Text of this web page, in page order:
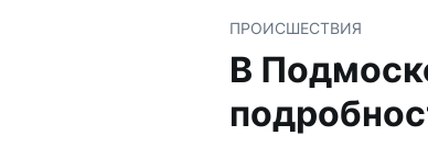
ПРОИСШЕСТВИЯ
В